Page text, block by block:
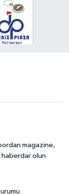
magazine,
haberdar olun